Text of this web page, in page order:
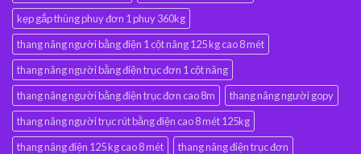
kẹp gắp thùng phuy đơn 1 phuy 360kg
thang nâng người bằng điện 1 cột nâng 125 kg cao 8 mét
thang nâng người bằng điện trục đơn 1 cột nâng
thang nâng người bằng điện trục đơn cao 8m
thang nâng người gopy
thang nâng người trục rút bằng điện cao 8 mét 125kg
thang nâng điện 125 kg cao 8 mét
thang nâng điện trục đơn